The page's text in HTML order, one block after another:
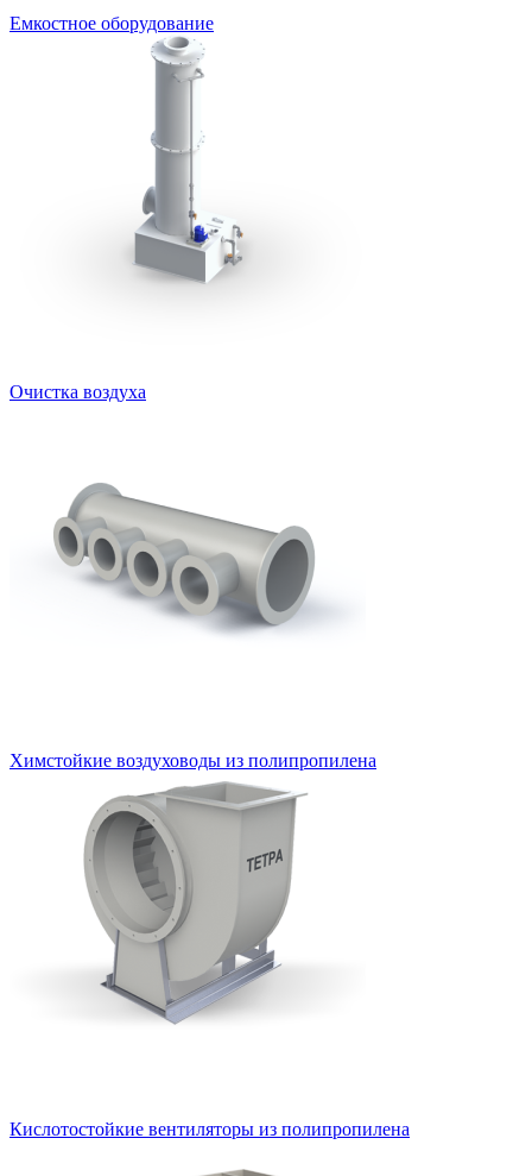
Емкостное оборудование
Очистка воздуха
Химстойкие воздуховоды из полипропилена
Кислотостойкие вентиляторы из полипропилена